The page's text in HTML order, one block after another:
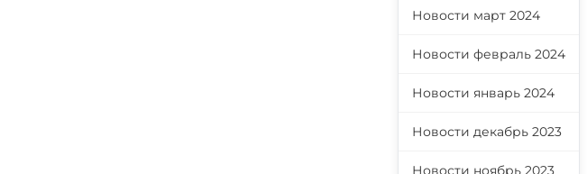
Новости март 2024
Новости февраль 2024
Новости январь 2024
Новости декабрь 2023
Новости ноябрь 2023